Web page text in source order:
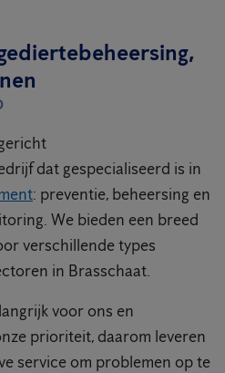
dat gespecialiseerd is in
: preventie, beheersing en
We bieden een breed
verschillende types
in Brasschaat.
voor ons en
prioriteit, daarom leveren
service om problemen op te